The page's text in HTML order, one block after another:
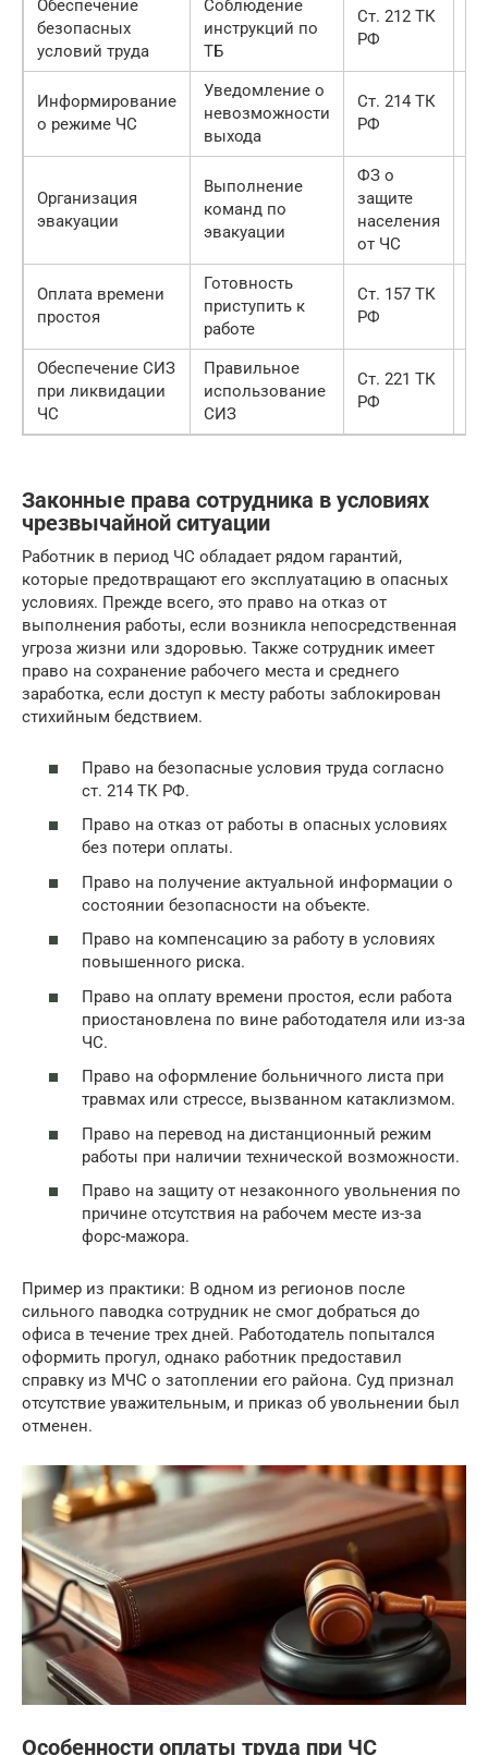
Обеспечение
безопасных
условий труда
Соблюдение
инструкций по
ТБ
Ст. 212 ТК
РФ
Информирование
о режиме ЧС
Уведомление о
невозможности
выхода
Ст. 214 ТК
РФ
Организация
эвакуации
Выполнение
команд по
эвакуации
ФЗ о
защите
населения
от ЧС
Оплата времени
простоя
Готовность
приступить к
работе
Ст. 157 ТК
РФ
Обеспечение СИЗ
при ликвидации
ЧС
Правильное
использование
СИЗ
Ст. 221 ТК
РФ
Законные права сотрудника в условиях
чрезвычайной ситуации
Работник в период ЧС обладает рядом гарантий,
которые предотвращают его эксплуатацию в опасных
условиях. Прежде всего, это право на отказ от
выполнения работы, если возникла непосредственная
угроза жизни или здоровью. Также сотрудник имеет
право на сохранение рабочего места и среднего
заработка, если доступ к месту работы заблокирован
стихийным бедствием.
Право на безопасные условия труда согласно
ст. 214 ТК РФ.
Право на отказ от работы в опасных условиях
без потери оплаты.
Право на получение актуальной информации о
состоянии безопасности на объекте.
Право на компенсацию за работу в условиях
повышенного риска.
Право на оплату времени простоя, если работа
приостановлена по вине работодателя или из-за
ЧС.
Право на оформление больничного листа при
травмах или стрессе, вызванном катаклизмом.
Право на перевод на дистанционный режим
работы при наличии технической возможности.
Право на защиту от незаконного увольнения по
причине отсутствия на рабочем месте из-за
форс-мажора.
Пример из практики: В одном из регионов после
сильного паводка сотрудник не смог добраться до
офиса в течение трех дней. Работодатель попытался
оформить прогул, однако работник предоставил
справку из МЧС о затоплении его района. Суд признал
отсутствие уважительным, и приказ об увольнении был
отменен.
Особенности оплаты труда при ЧС